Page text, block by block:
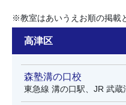
※教室はあいうえお順の掲載
高津区
森塾溝の口校
東急線 溝の口駅、JR 武